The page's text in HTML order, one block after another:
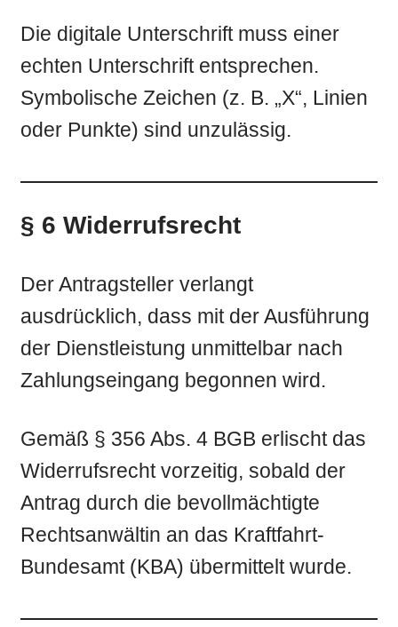
Die digitale Unterschrift muss einer
echten Unterschrift entsprechen.
Symbolische Zeichen (z. B. „X“, Linien
oder Punkte) sind unzulässig.
§ 6 Widerrufsrecht
Der Antragsteller verlangt
ausdrücklich, dass mit der Ausführung
der Dienstleistung unmittelbar nach
Zahlungseingang begonnen wird.
Gemäß § 356 Abs. 4 BGB erlischt das
Widerrufsrecht vorzeitig, sobald der
Antrag durch die bevollmächtigte
Rechtsanwältin an das Kraftfahrt-
Bundesamt (KBA) übermittelt wurde.